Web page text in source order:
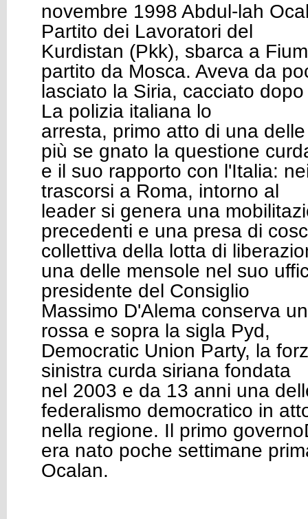
novembre 1998 Abdul-lah
Partito dei Lavoratori del
Kurdistan (Pkk), sbarca a
partito da Mosca. Aveva da
lasciato la Siria, cacciato
La polizia italiana lo
arresta, primo atto di una
più se gnato la questione
e il suo rapporto con l'Italia:
trascorsi a Roma, intorno al
leader si genera una
precedenti e una presa di
collettiva della lotta di
una delle mensole nel suo
presidente del Consiglio
Massimo D'Alema conserva
rossa e sopra la sigla Pyd,
Democratic Union Party, la
sinistra curda siriana fondata
nel 2003 e da 13 anni una
federalismo democratico in
nella regione. Il primo
era nato poche settimane
Ocalan.